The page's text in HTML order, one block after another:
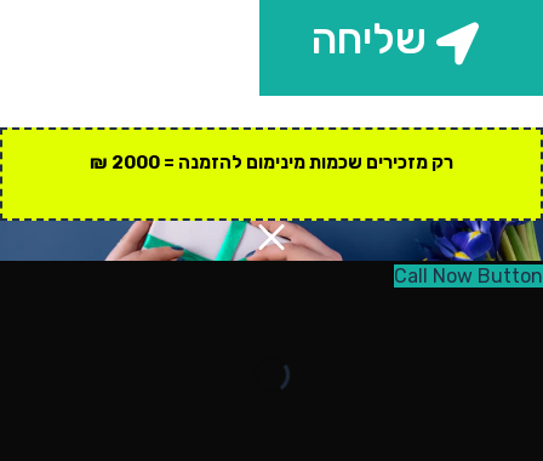
שליחה
רק מזכירים שכמות מינימום להזמנה = 2000 ₪
Call Now Button